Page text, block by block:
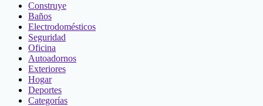
Construye
Baños
Electrodomésticos
Seguridad
Oficina
Autoadornos
Exteriores
Hogar
Deportes
Categorías